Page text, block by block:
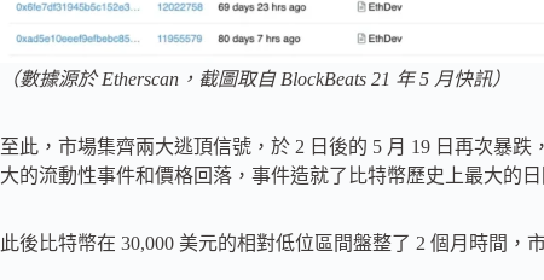
（數據源於 Etherscan，截圖取自 BlockBeats 21 年 5 月快訊）
至此，市場集齊兩大逃頂信號，於 2 日後的 5 月 19 日再次暴
大的流動性事件和價格回落，事件造就了比特幣歷史上最大的
此後比特幣在 30,000 美元的相對低位區間盤整了 2 個月時間，